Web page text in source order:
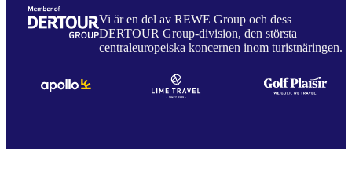
Vi är en del av REWE Group och dess
DERTOUR Group-division, den största
centraleuropeiska koncernen inom turistnäringen.